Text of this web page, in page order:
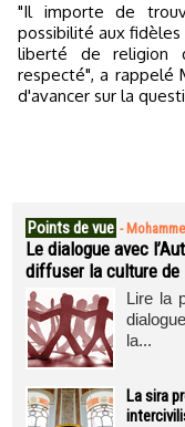
"Il importe de
possibilité aux
liberté de religion
respecté", a rappelé
d'avancer sur la
Points de vue -
Le dialogue avec
diffuser la culture de
Lire la
la...
La sira